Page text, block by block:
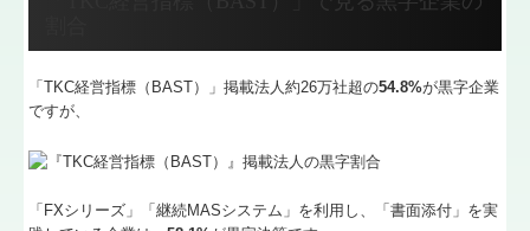
電子申告
提携企業
「TKC経営指標（BAST）」掲載法人約26万社超の54.8%が黒字企業
ですが、
「FXシリーズ」「継続MASシステム」を利用し、「書面添付」を実